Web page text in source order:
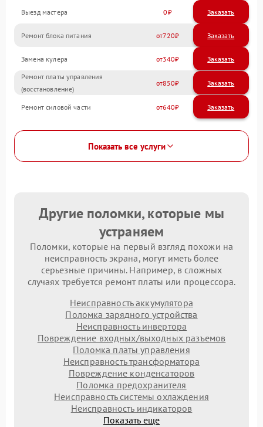
Выезд мастера 0 Заказать
Ремонт блока питания 720
Замена кулера 340
Ремонт платы управления
(восстановление)
850
Ремонт силовой части 640
Показать все услуги
Другие поломки, которые мы
устраняем
Поломки, которые на первый взгляд похожи на
неисправность экрана, могут иметь более
серьезные причины. Например, в сложных
случаях требуется ремонт платы или процессора.
Неисправность аккумулятора
Поломка зарядного устройства
Неисправность инвертора
Повреждение входных/выходных разъемов
Поломка платы управления
Неисправность трансформатора
Повреждение конденсаторов
Поломка предохранителя
Неисправность системы охлаждения
Неисправность индикаторов
Показать еще